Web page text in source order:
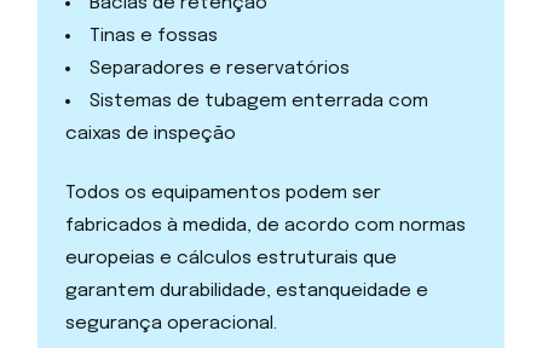
Tinas e fossas
Separadores e reservatórios
Sistemas de tubagem enterrada com
caixas de inspeção
Todos os equipamentos podem ser
fabricados à medida, de acordo com normas
europeias e cálculos estruturais que
garantem durabilidade, estanqueidade e
segurança operacional.